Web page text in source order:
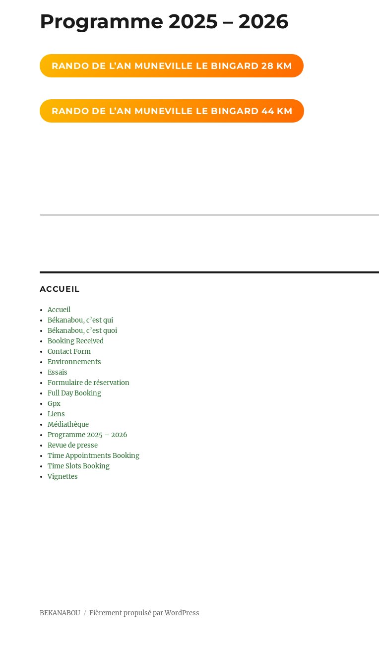
Programme 2025 – 2026
RANDO DE L’AN MUNEVILLE LE BINGARD 28 KM
RANDO DE L’AN MUNEVILLE LE BINGARD 44 KM
ACCUEIL
Accueil
Békanabou, c’est qui
Békanabou, c’est quoi
Booking Received
Contact Form
Environnements
Essais
Formulaire de réservation
Full Day Booking
Gpx
Liens
Médiathèque
Programme 2025 – 2026
Revue de presse
Time Appointments Booking
Time Slots Booking
Vignettes
BEKANABOU Fièrement propulsé par WordPress